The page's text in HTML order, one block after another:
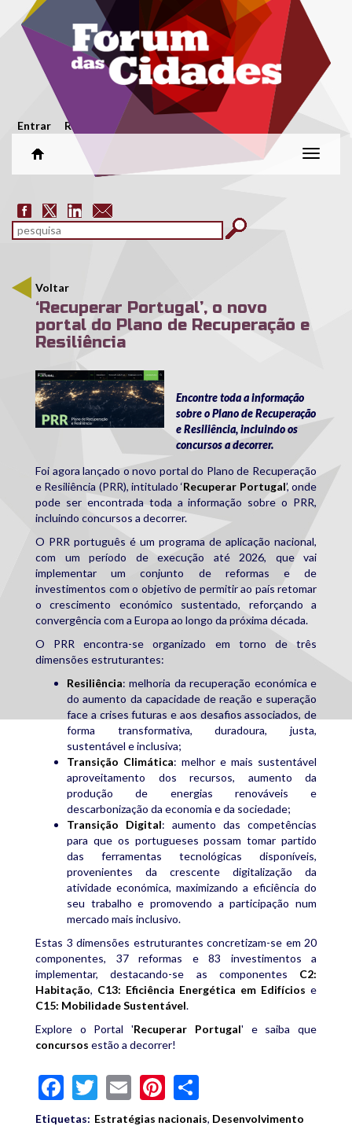
Passar para o conteúdo principal
Menu secundário
Entrar Registar
Alterar
Formulário de pesquisa
pesquisar
Voltar
‘Recuperar Portugal’, o novo
portal do Plano de Recuperação e
Resiliência
prr_portal.jpg
Encontre toda a informação
sobre o Plano de Recuperação
e Resiliência, incluindo os
concursos a decorrer.
Foi agora lançado o novo portal do Plano de Recuperação
e Resiliência (PRR), intitulado ‘Recuperar Portugal’, onde
pode ser encontrada toda a informação sobre o PRR,
incluindo concursos a decorrer.
O PRR português é um programa de aplicação nacional,
com um período de execução até 2026, que vai
implementar um conjunto de reformas e de
investimentos com o objetivo de permitir ao país retomar
o crescimento económico sustentado, reforçando a
convergência com a Europa ao longo da próxima década.
O PRR encontra-se organizado em torno de três
dimensões estruturantes:
Resiliência: melhoria da recuperação económica e
do aumento da capacidade de reação e superação
face a crises futuras e aos desafios associados, de
forma transformativa, duradoura, justa,
sustentável e inclusiva;
Transição Climática: melhor e mais sustentável
aproveitamento dos recursos, aumento da
produção de energias renováveis e
descarbonização da economia e da sociedade;
Transição Digital: aumento das competências
para que os portugueses possam tomar partido
das ferramentas tecnológicas disponíveis,
provenientes da crescente digitalização da
atividade económica, maximizando a eficiência do
seu trabalho e promovendo a participação num
mercado mais inclusivo.
Estas 3 dimensões estruturantes concretizam-se em 20
componentes, 37 reformas e 83 investimentos a
implementar, destacando-se as componentes C2:
Habitação, C13: Eficiência Energética em Edifícios e
C15: Mobilidade Sustentável.
Explore o Portal 'Recuperar Portugal' e saiba que
concursos estão a decorrer!
Facebook
Twitter
EmailPinterest
Etiquetas: Estratégias nacionais, Desenvolvimento